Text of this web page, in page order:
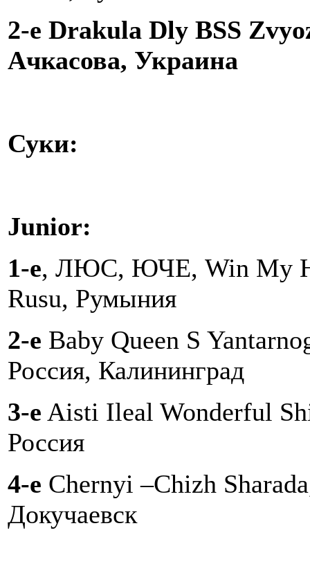
2-e Drakula Dly BSS
Ачкасова, Украина
Суки:
Junior:
1-е, ЛЮС, ЮЧЕ, Win My
Rusu, Румыния
2-e Baby Queen S
Россия, Калининград
3-e Aisti Ileal Wonderful
Россия
4-e Chernyi –Chizh
Докучаевск